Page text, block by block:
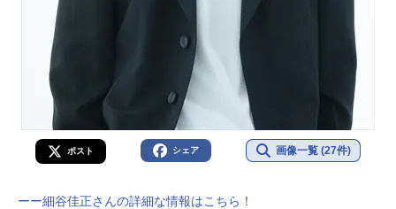
ポスト シェア 画像一覧 (27件)
ーー細谷佳正さんの詳細な情報はこちら！